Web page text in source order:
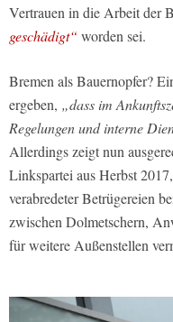
Vertrauen in die Arbeit der
geschädigt“ worden sei.
Bremen als Bauernopfer?
ergeben, „dass im
Regelungen und interne
Allerdings zeigt nun
Linkspartei aus Herbst
verabredeter Betrügereien
zwischen Dolmetschern,
für weitere Außenstellen